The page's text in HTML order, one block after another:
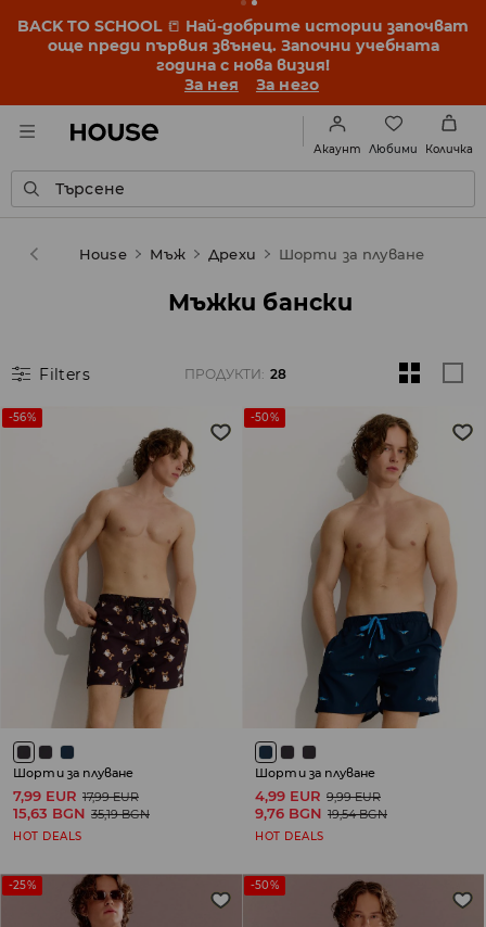
BACK TO SCHOOL 📒 Най-добрите истории започват
още преди първия звънец. Започни учебната
година с нова визия!
За нея
За него
Акаунт Любими Количка
Търсене
House Мъж Дрехи Шорти за плуване
Мъжки бански
Filters ПРОДУКТИ: 28
-56%
Шорти за плуване
7,99 EUR 17,99 EUR
15,63 BGN 35,19 BGN
HOT DEALS
-50%
Шорти за плуване
4,99 EUR 9,99 EUR
9,76 BGN 19,54 BGN
HOT DEALS
-25% -50%